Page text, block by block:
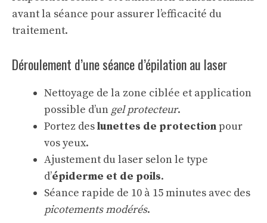
avant la séance pour assurer l’efficacité du
traitement.
Déroulement d’une séance d’épilation au laser
Nettoyage de la zone ciblée et application
possible d’un gel protecteur.
Portez deslunettes de protectionpour
vos yeux.
Ajustement du laser selon le type
d’épiderme et de poils.
Séance rapide de 10 à 15 minutes avec des
picotements modérés.